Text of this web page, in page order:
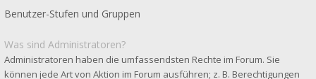
Benutzer-Stufen und Gruppen
Was sind Administratoren?
Administratoren haben die umfassendsten Rechte im Forum. Sie
können jede Art von Aktion im Forum ausführen; z. B. Berechtigungen